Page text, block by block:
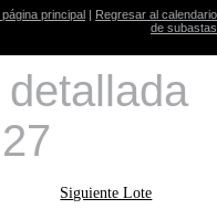
página principal | Regresar al calendario
de subastas
Siguiente Lote